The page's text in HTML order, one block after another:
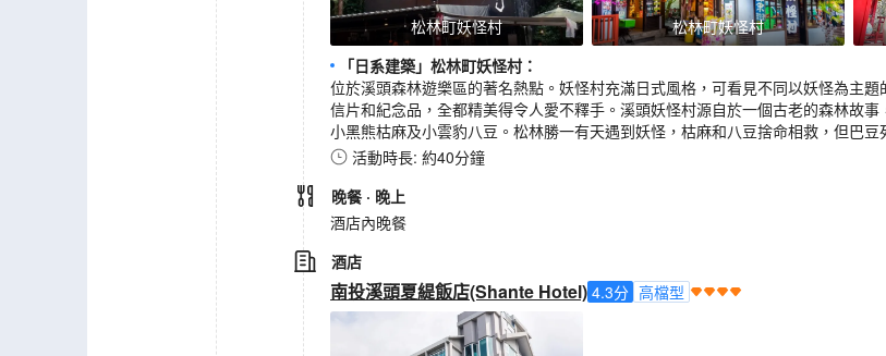
松林町妖怪村
松林町妖怪村
「日系建築」松林町妖怪村 ：
位於溪頭森林遊樂區的著名熱點。妖怪村充滿日式風格，可看見不同以妖怪為主
信片和紀念品，全都精美得令人愛不釋手。溪頭妖怪村源自於一個古老的森林故
小黑熊枯麻及小雲豹八豆。松林勝一有天遇到妖怪，枯麻和八豆捨命相救，但巴豆
活動時長: 約40分鐘
晚餐 · 晚上
酒店內晚餐
酒店
南投溪頭夏緹飯店(Shante Hotel) 4.3分 高檔型